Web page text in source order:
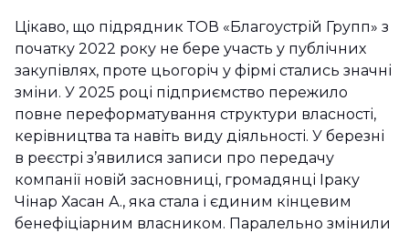
Цікаво, що підрядник ТОВ «Благоустрій Групп» з
початку 2022 року не бере участь у публічних
закупівлях, проте цьогоріч у фірмі стались значні
зміни. У 2025 році підприємство пережило
повне переформатування структури власності,
керівництва та навіть виду діяльності. У березні
в реєстрі з’явилися записи про передачу
компанії новій засновниці, громадянці Іраку
Чінар Хасан А., яка стала і єдиним кінцевим
бенефіціарним власником. Паралельно змінили